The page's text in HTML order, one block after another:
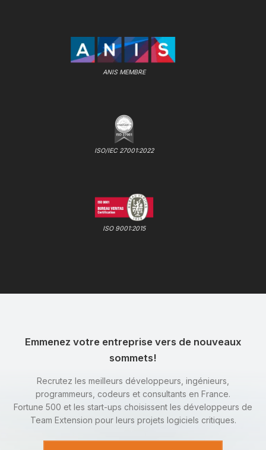
ANIS MEMBRE
ISO/IEC 27001:2022
ISO 9001:2015
Emmenez votre entreprise vers de nouveaux
sommets!
Recrutez les meilleurs développeurs, ingénieurs,
programmeurs, codeurs et consultants en France.
Fortune 500 et les start-ups choisissent les développeurs de
Team Extension pour leurs projets logiciels critiques.